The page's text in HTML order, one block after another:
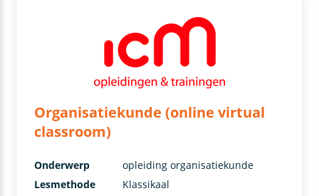
Organisatiekunde (online virtual
classroom)
Onderwerp
opleiding organisatiekunde
Lesmethode
Klassikaal